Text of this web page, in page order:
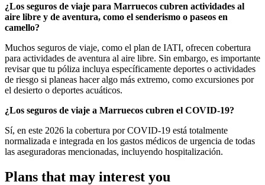
¿Los seguros de viaje para Marruecos cubren actividades al
aire libre y de aventura, como el senderismo o paseos en
camello?
Muchos seguros de viaje, como el plan de IATI, ofrecen cobertura
para actividades de aventura al aire libre. Sin embargo, es importante
revisar que tu póliza incluya específicamente deportes o actividades
de riesgo si planeas hacer algo más extremo, como excursiones por
el desierto o deportes acuáticos.
¿Los seguros de viaje a Marruecos cubren el COVID-19?
Sí, en este 2026 la cobertura por COVID-19 está totalmente
normalizada e integrada en los gastos médicos de urgencia de todas
las aseguradoras mencionadas, incluyendo hospitalización.
Plans that may interest you